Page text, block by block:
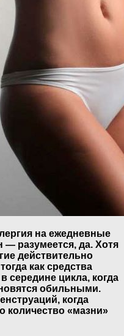
на ежедневные
— разумеется, да. Хотя
действительно
как средства
середине цикла, когда
обильными.
когда
количество «мазни»